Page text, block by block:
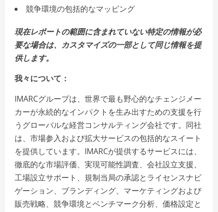
競争環境の包括的なマッピング
現在レポートの範囲に含まれていない特定の情報が必
要な場合は、カスタマイズの一部として同じ情報を提
供します。
我々について：
IMARCグループは、世界で最も野心的なチェンジメー
カーが永続的なインパクトを生み出すための支援を行
うグローバルな経営コンサルティング会社です。同社
は、市場参入および拡大サービスの包括的なスイート
を提供しています。IMARCが提供するサービスには、
徹底的な市場評価、実現可能性調査、会社設立支援、
工場設立サポート、規制当局の承認とライセンスナビ
ゲーション、ブランディング、マーケティングおよび
販売戦略、競争環境とベンチマーク分析、価格設定と